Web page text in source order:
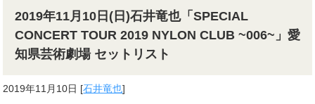
2019年11月10日(日)石井竜也「SPECIAL
CONCERT TOUR 2019 NYLON CLUB ~006~」愛
知県芸術劇場 セットリスト
2019年11月10日 [石井竜也]